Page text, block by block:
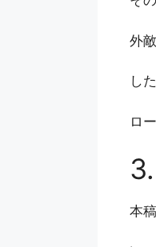
外
し
ロ
本